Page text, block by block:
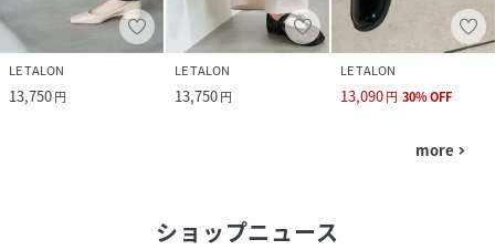
LE TALON
13,750円
LE TALON
13,750円
LE TALON
13,090円 30%OFF
more navigate_next
ショップニュース